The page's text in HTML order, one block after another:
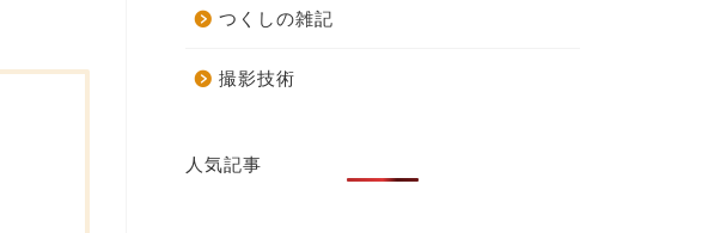
つくしの雑記
撮影技術
人気記事